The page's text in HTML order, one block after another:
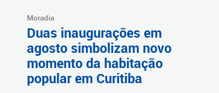
Moradia
Duas inaugurações em
agosto simbolizam novo
momento da habitação
popular em Curitiba